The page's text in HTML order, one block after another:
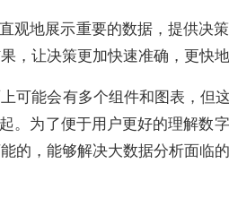
观地展示重要的数据，提供
让决策更加快速准确，更快
可能会有多个组件和图表，
。为了便于用户更好的理解
的，能够解决大数据分析面临的